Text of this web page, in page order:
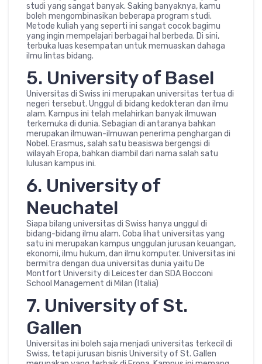
studi yang sangat banyak. Saking banyaknya, kamu
boleh mengombinasikan beberapa program studi.
Metode kuliah yang seperti ini sangat cocok bagimu
yang ingin mempelajari berbagai hal berbeda. Di sini,
terbuka luas kesempatan untuk memuaskan dahaga
ilmu lintas bidang.
5. University of Basel
Universitas di Swiss ini merupakan universitas tertua di
negeri tersebut. Unggul di bidang kedokteran dan ilmu
alam. Kampus ini telah melahirkan banyak ilmuwan
terkemuka di dunia. Sebagian di antaranya bahkan
merupakan ilmuwan-ilmuwan penerima penghargan di
Nobel. Erasmus, salah satu beasiswa bergengsi di
wilayah Eropa, bahkan diambil dari nama salah satu
lulusan kampus ini.
6. University of
Neuchatel
Siapa bilang universitas di Swiss hanya unggul di
bidang-bidang ilmu alam. Coba lihat universitas yang
satu ini merupakan kampus unggulan jurusan keuangan,
ekonomi, ilmu hukum, dan ilmu komputer. Universitas ini
bermitra dengan dua universitas dunia yaitu De
Montfort University di Leicester dan SDA Bocconi
School Management di Milan (Italia)
7. University of St.
Gallen
Universitas ini boleh saja menjadi universitas terkecil di
Swiss, tetapi jurusan bisnis University of St. Gallen